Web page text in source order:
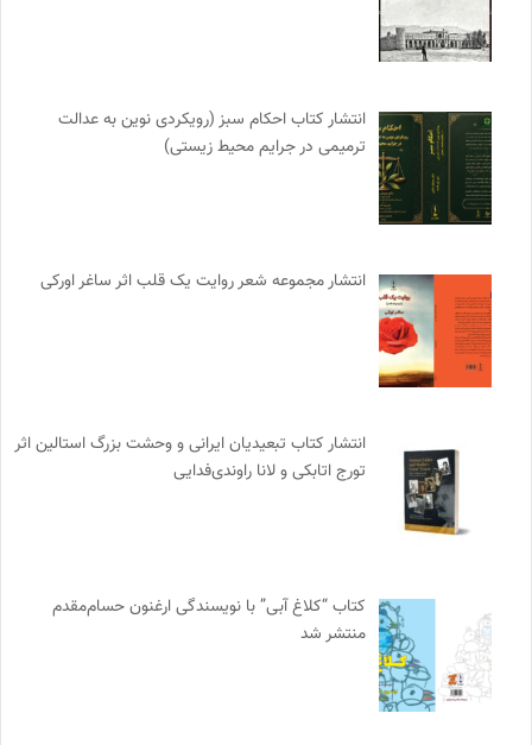
انتشار کتاب احکام سبز (رویکردی نوین به عدالت
ترمیمی در جرایم محیط‌ زیستی)
انتشار مجموعه شعر روایت یک قلب اثر ساغر اورکی
انتشار کتاب تبعیدیان ایرانی و وحشت بزرگ استالین اثر
تورج اتابکی و لانا راوندی‌فدایی
کتاب “کلاغ آبی” با نویسندگی ارغنون حسام‌مقدم
منتشر شد